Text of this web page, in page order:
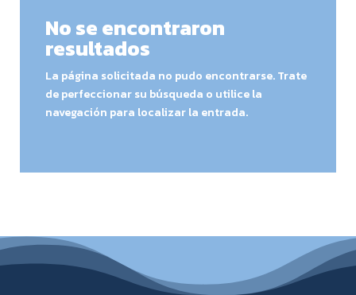
No se encontraron
resultados
La página solicitada no pudo encontrarse. Trate
de perfeccionar su búsqueda o utilice la
navegación para localizar la entrada.